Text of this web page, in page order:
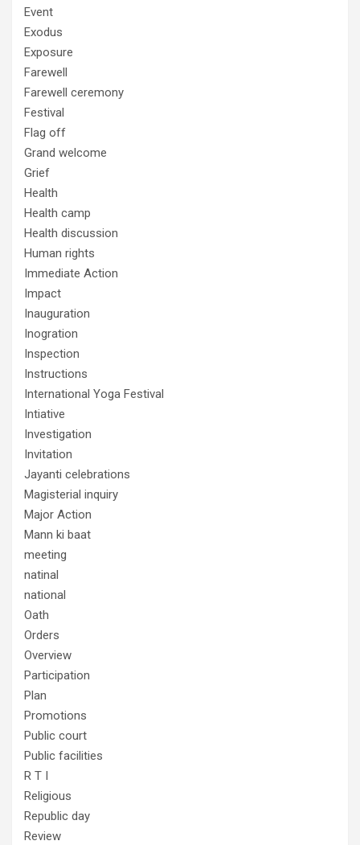
Event
Exodus
Exposure
Farewell
Farewell ceremony
Festival
Flag off
Grand welcome
Grief
Health
Health camp
Health discussion
Human rights
Immediate Action
Impact
Inauguration
Inogration
Inspection
Instructions
International Yoga Festival
Intiative
Investigation
Invitation
Jayanti celebrations
Magisterial inquiry
Major Action
Mann ki baat
meeting
natinal
national
Oath
Orders
Overview
Participation
Plan
Promotions
Public court
Public facilities
R T I
Religious
Republic day
Review